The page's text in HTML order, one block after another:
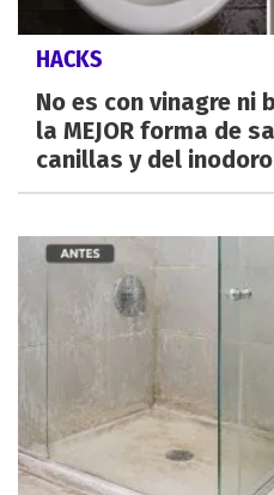
HACKS
No es con vinagre ni
la MEJOR forma de
canillas y del inodoro